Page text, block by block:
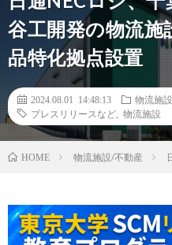
谷工開発の物流施
品特化拠点設置
2024.08.01 14:48:13
物流施
プレスリリースなど
物流施設
HOME 物流施設/不動産